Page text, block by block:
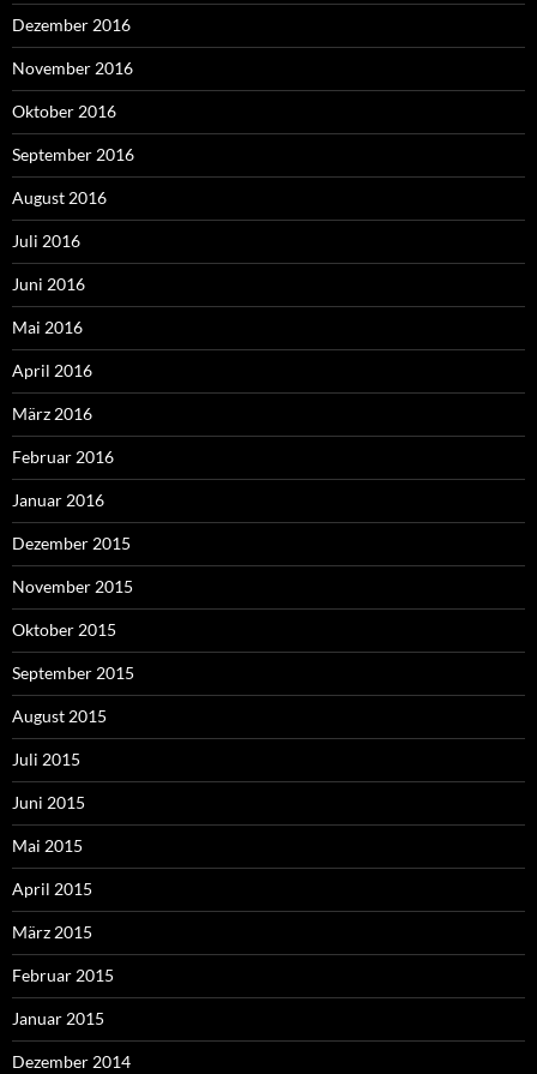
Dezember 2016
November 2016
Oktober 2016
September 2016
August 2016
Juli 2016
Juni 2016
Mai 2016
April 2016
März 2016
Februar 2016
Januar 2016
Dezember 2015
November 2015
Oktober 2015
September 2015
August 2015
Juli 2015
Juni 2015
Mai 2015
April 2015
März 2015
Februar 2015
Januar 2015
Dezember 2014